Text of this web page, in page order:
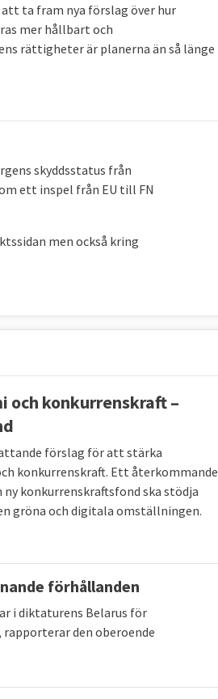
ta fram nya förslag över hur
mer hållbart och
rättigheter är planerna än så länge
skyddsstatus från
ett inspel från EU till FN
men också kring
och konkurrenskraft –
förslag för att stärka
konkurrenskraft. Ett återkommande
konkurrenskraftsfond ska stödja
gröna och digitala omställningen.
förhållanden
i diktaturens Belarus för
den oberoende